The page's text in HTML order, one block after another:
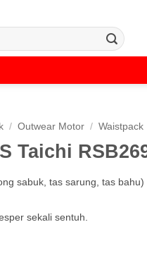
/ Outwear Motor / Waistpack
Taichi
sabuk, tas sarung, tas
sekali sentuh.